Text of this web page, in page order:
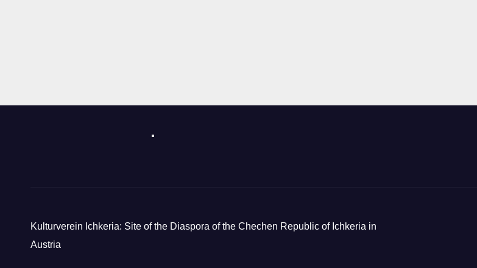
Kulturverein Ichkeria: Site of the Diaspora of the Chechen Republic of Ichkeria in
Austria